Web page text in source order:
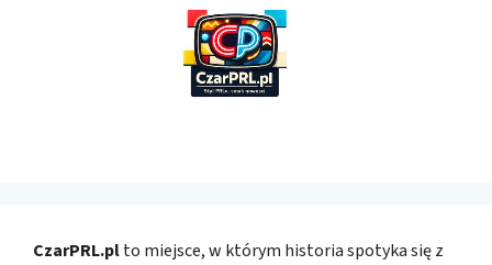
CzarPRL.plto miejsce, w którym historia spotyka się z